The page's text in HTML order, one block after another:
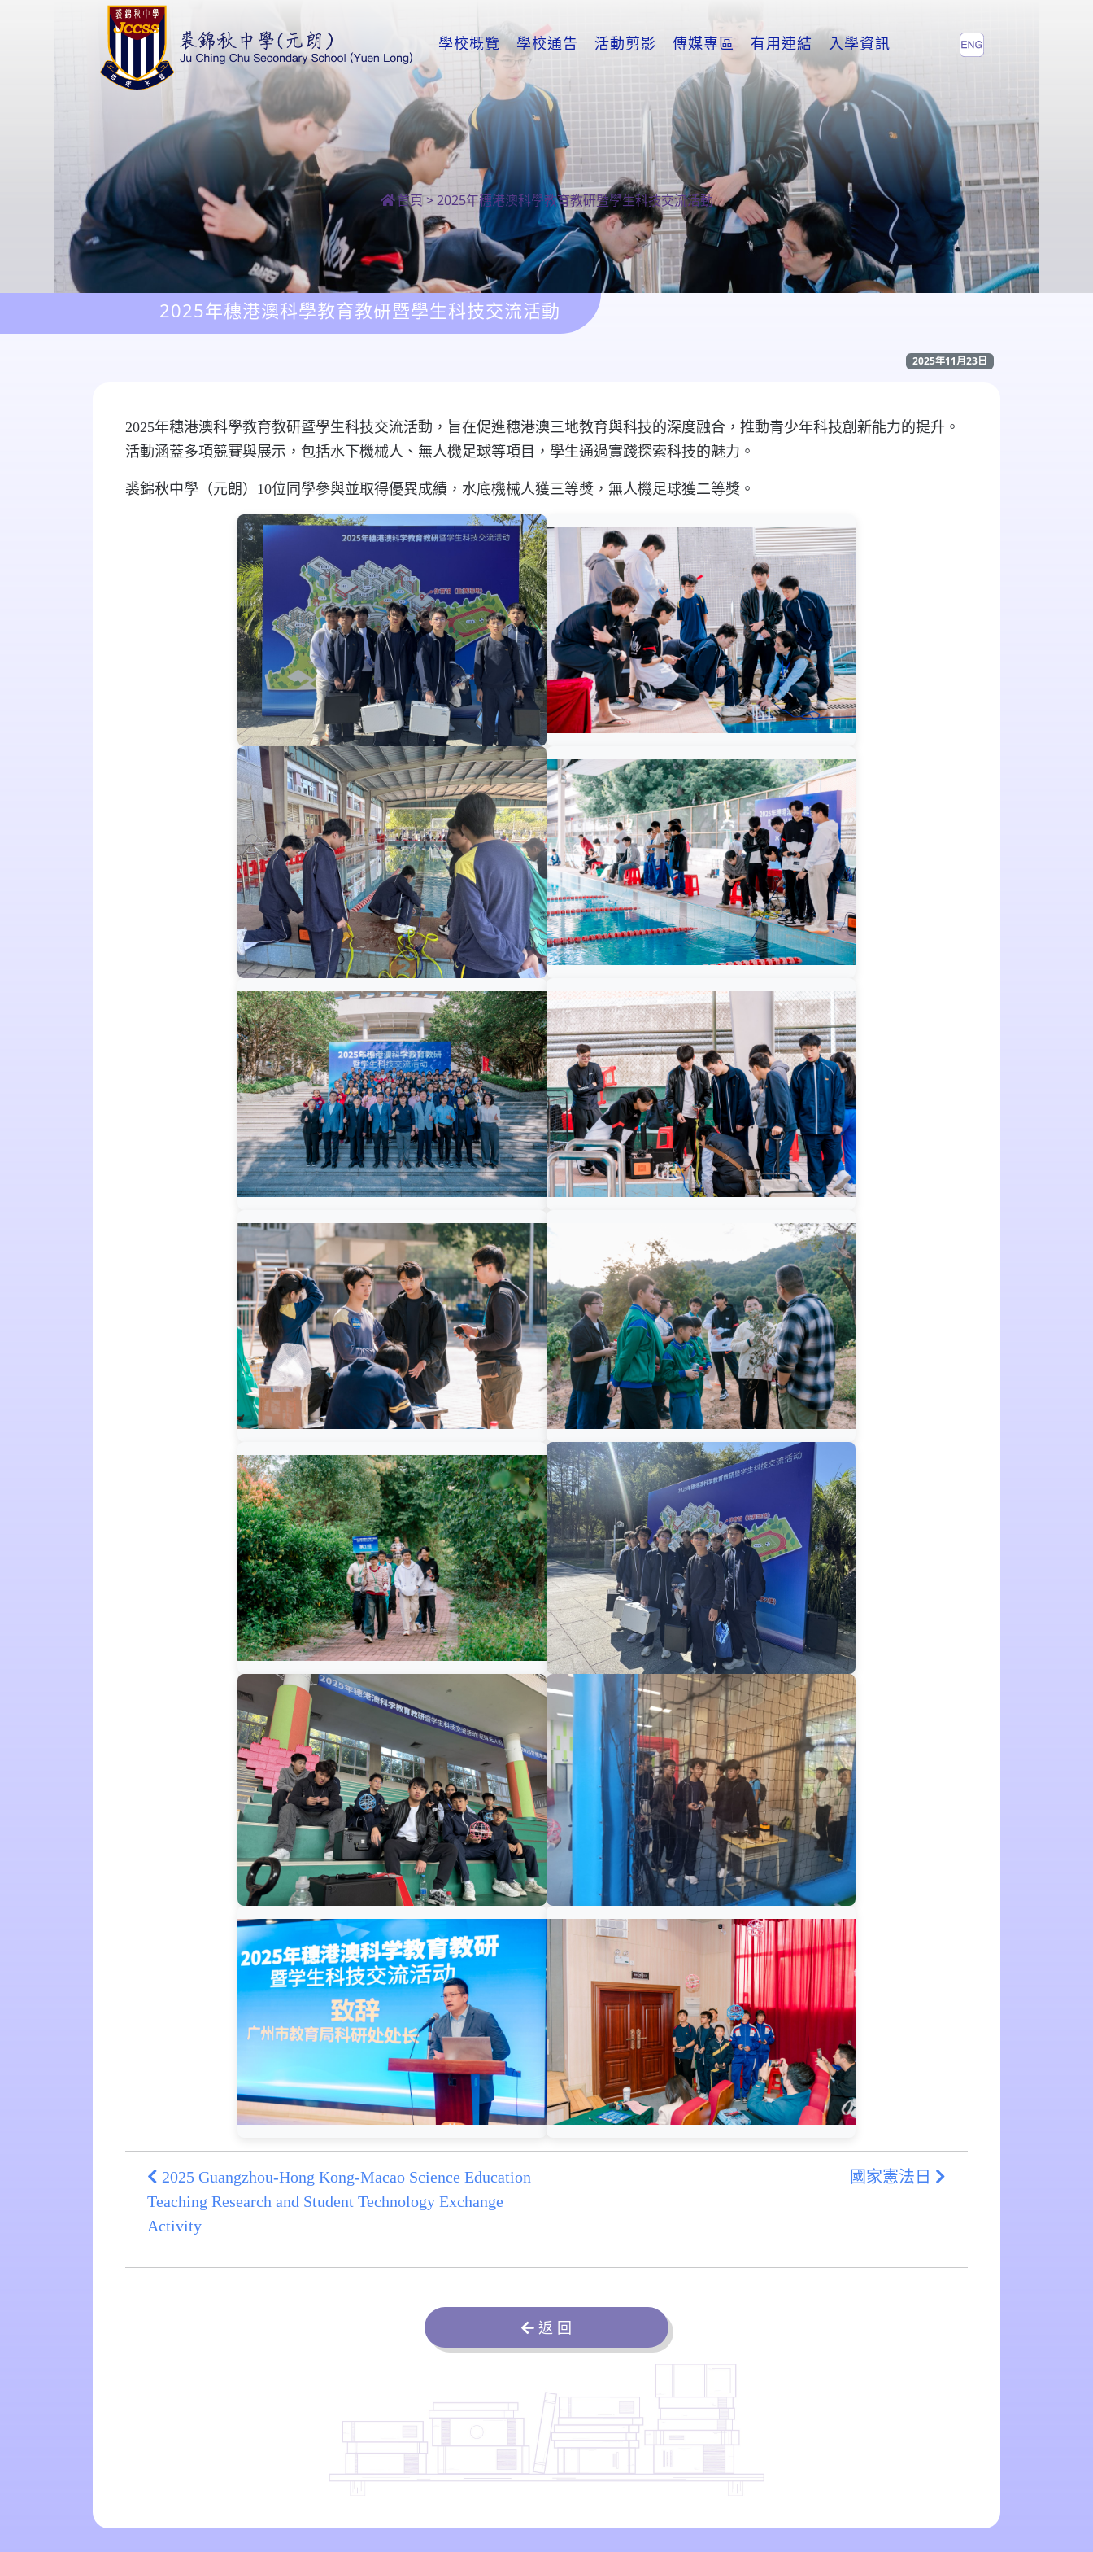
學校概覽 學校通告 活動剪影 傳媒專區 有用連結 入學資訊
首頁> 2025年穗港澳科學教育教研暨學生科技交流活動
2025年穗港澳科學教育教研暨學生科技交流活動
2025年11月23日
2025年穗港澳科學教育教研暨學生科技交流活動，旨在促進穗港澳三地教育與科技的深度融合，推動青少年科技創新能力的提升。
活動涵蓋多項競賽與展示，包括水下機械人、無人機足球等項目，學生通過實踐探索科技的魅力。
裘錦秋中學（元朗）10位同學參與並取得優異成績，水底機械人獲三等獎，無人機足球獲二等獎。
2025 Guangzhou-Hong Kong-Macao Science Education
Teaching Research and Student Technology Exchange
Activity
國家憲法日
返 回